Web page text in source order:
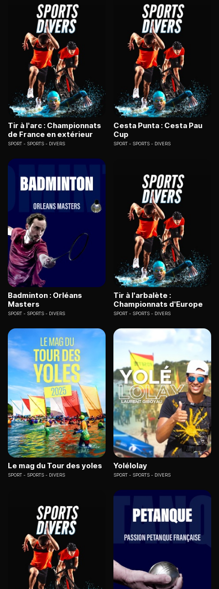
Tir à l'arc : Championnats
de France en extérieur
SPORT SPORTS - DIVERS
Cesta Punta : Cesta Pau
Cup
SPORT SPORTS - DIVERS
Badminton : Orléans
Masters
SPORT SPORTS - DIVERS
Tir à l'arbalète :
Championnats d'Europe
SPORT SPORTS - DIVERS
Le mag du Tour des yoles
SPORT SPORTS - DIVERS
Yolélolay
SPORT SPORTS - DIVERS